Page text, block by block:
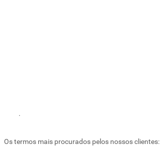
.
Os termos mais procurados pelos nossos clientes: